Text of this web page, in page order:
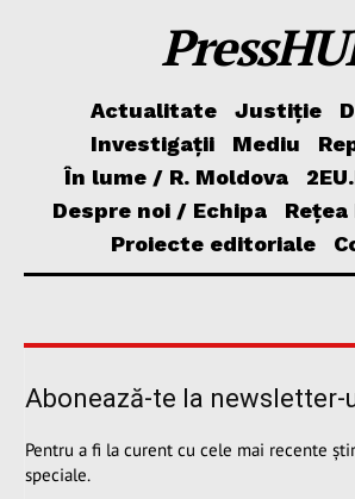
Actualitate Justiție
Investigații
Mediu
În lume / R. Moldova
Despre noi / Echipa
Rețea
Proiecte editoriale
Abonează-te la newsletter-
Pentru a fi la curent cu cele mai recente
speciale.